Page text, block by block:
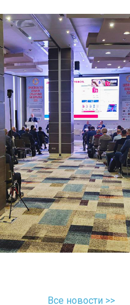
Все новости >>